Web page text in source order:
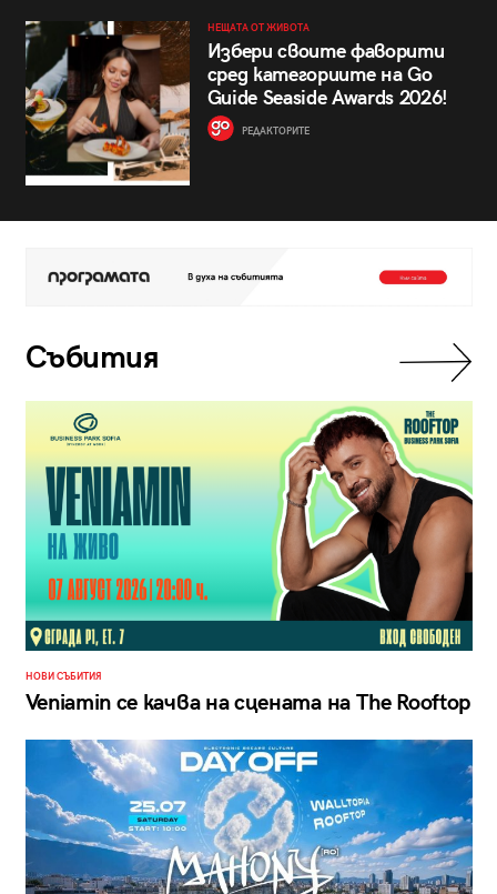
НЕЩАТА ОТ ЖИВОТА
Избери своите фаворити
сред категориите на Go
Guide Seaside Awards 2026!
РЕДАКТОРИТЕ
Събития
НОВИ СЪБИТИЯ
Veniamin се качва на сцената на The Rooftop